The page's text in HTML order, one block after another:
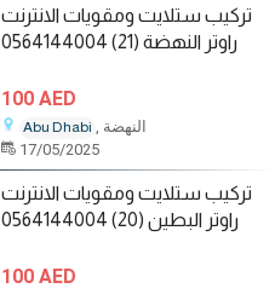
تركيب ستلايت ومقويات الانترنت
راوتر النهضة (21) 0564144004
100 AED
Abu Dhabi
, النهضة
17/05/2025
تركيب ستلايت ومقويات الانترنت
راوتر البطين (20) 0564144004
100 AED